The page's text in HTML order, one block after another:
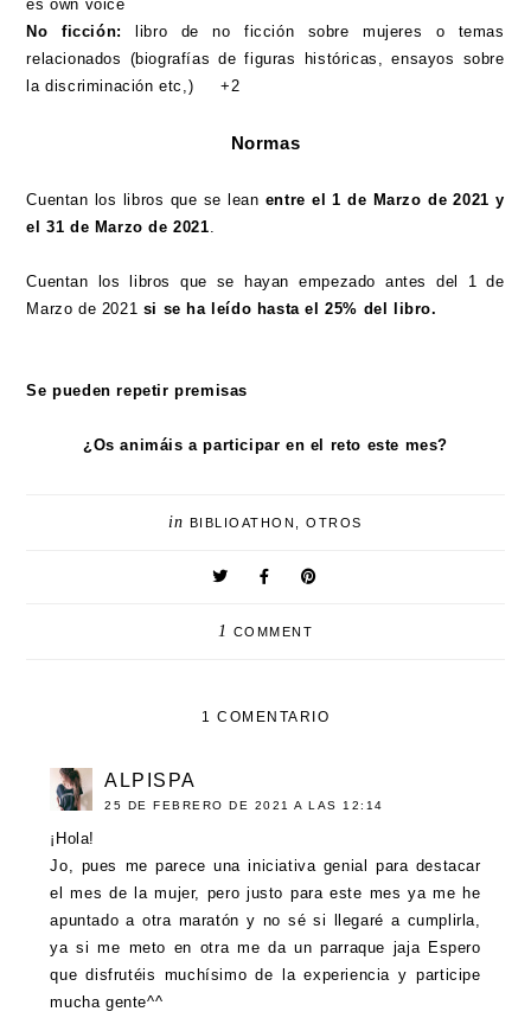
es own voice
No ficción:
libro de no ficción sobre mujeres o temas
relacionados (biografías de figuras históricas, ensayos sobre
la discriminación etc,) +2
Normas
Cuentan los libros que se lean entre el 1 de Marzo de 2021 y
el 31 de Marzo de 2021.
Cuentan los libros que se hayan empezado antes del 1 de
Marzo de 2021 si se ha leído hasta el 25% del libro.
Se pueden repetir premisas
¿Os animáis a participar en el reto este mes?
in BIBLIOATHON ,OTROS
1 COMMENT
1 COMENTARIO
ALPISPA
25 DE FEBRERO DE 2021 A LAS 12:14
¡Hola!
Jo, pues me parece una iniciativa genial para destacar
el mes de la mujer, pero justo para este mes ya me he
apuntado a otra maratón y no sé si llegaré a cumplirla,
ya si me meto en otra me da un parraque jaja Espero
que disfrutéis muchísimo de la experiencia y participe
mucha gente^^